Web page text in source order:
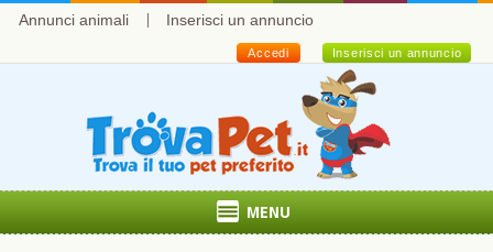
Annunci animali Inserisci un annuncio
Inserisci un annuncio
Accedi
MENU